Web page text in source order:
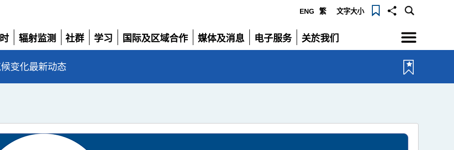
ENG 繁 文字大小
辐射监测
展
开
社群
展
开
学习
展
国际及区域合作
展
媒体及消息
展
电子服务
展
关於我们
展
选
单
变化最新动态